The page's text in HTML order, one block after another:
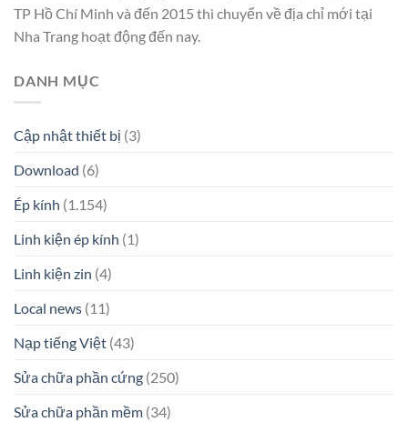
TP Hồ Chí Minh và đến 2015 thì chuyển về địa chỉ mới tại
Nha Trang hoạt động đến nay.
DANH MỤC
Cập nhật thiết bị (3)
Download (6)
Ép kính (1.154)
Linh kiện ép kính (1)
Linh kiện zin (4)
Local news (11)
Nạp tiếng Việt (43)
Sửa chữa phần cứng (250)
Sửa chữa phần mềm (34)